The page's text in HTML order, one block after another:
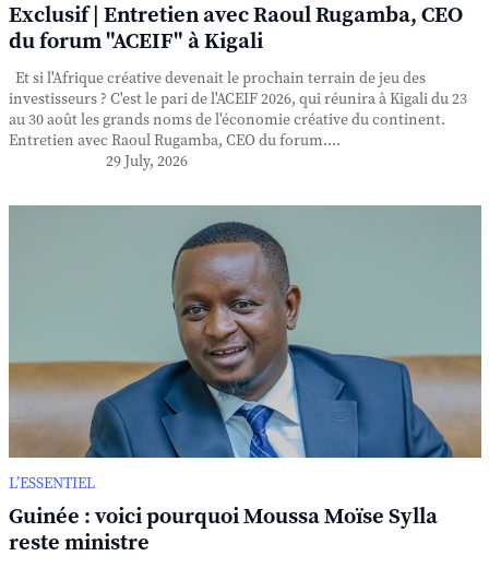
Exclusif | Entretien avec Raoul Rugamba, CEO
du forum "ACEIF" à Kigali
Et si l'Afrique créative devenait le prochain terrain de jeu des
investisseurs ? C'est le pari de l'ACEIF 2026, qui réunira à Kigali du 23
au 30 août les grands noms de l'économie créative du continent.
Entretien avec Raoul Rugamba, CEO du forum....
29 July, 2026
L’ESSENTIEL
Guinée : voici pourquoi Moussa Moïse Sylla
reste ministre